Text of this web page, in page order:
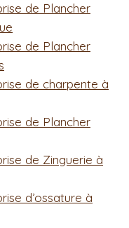
de Plancher
de Plancher
de charpente à
de Plancher
de Zinguerie à
d’ossature à